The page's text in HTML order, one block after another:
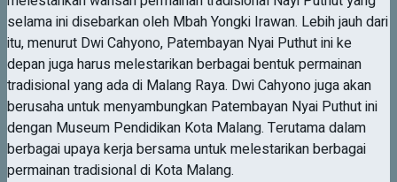
selama ini disebarkan oleh Mbah Yongki Irawan. Lebih jauh dari
itu, menurut Dwi Cahyono, Patembayan Nyai Puthut ini ke
depan juga harus melestarikan berbagai bentuk permainan
tradisional yang ada di Malang Raya. Dwi Cahyono juga akan
berusaha untuk menyambungkan Patembayan Nyai Puthut ini
dengan Museum Pendidikan Kota Malang. Terutama dalam
berbagai upaya kerja bersama untuk melestarikan berbagai
permainan tradisional di Kota Malang.